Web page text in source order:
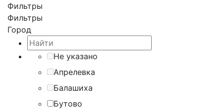
Фильтры
Фильтры
Город
Не указано
Апрелевка
Балашиха
Бутово